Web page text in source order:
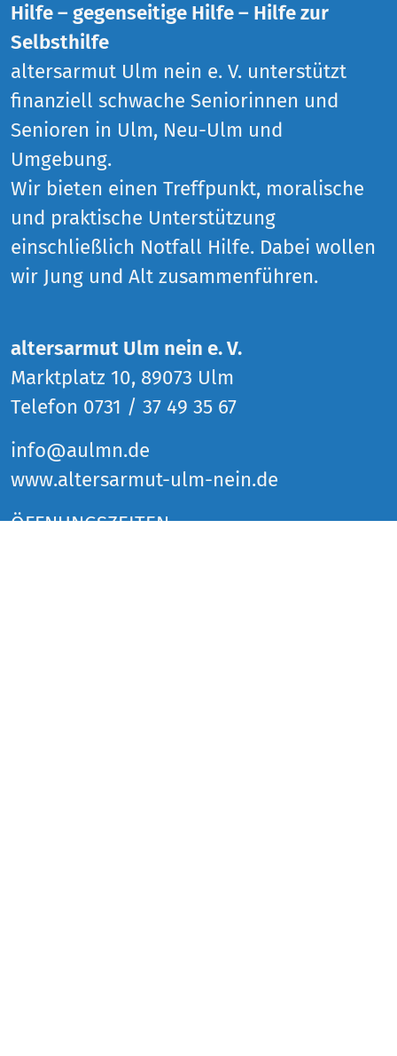
Hilfe – gegenseitige Hilfe – Hilfe zur
Selbsthilfe
altersarmut Ulm nein e. V. unterstützt
finanziell schwache Seniorinnen und
Senioren in Ulm, Neu-Ulm und
Umgebung.
Wir bieten einen Treffpunkt, moralische
und praktische Unterstützung
einschließlich Notfall Hilfe. Dabei wollen
wir Jung und Alt zusammenführen.
altersarmut Ulm nein e. V.
Marktplatz 10, 89073 Ulm
Telefon 0731 / 37 49 35 67
info@aulmn.de
www.altersarmut-ulm-nein.de
ÖFFNUNGSZEITEN